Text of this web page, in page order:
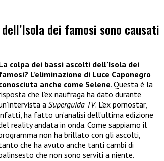
dei famosi sono causati
colpa dei bassi ascolti dell’Isola dei
L’eliminazione di Luce Caponegro
anche come Selene. Questa è la
che l’ex naufraga ha dato durante
aSuperguida TV. L’ex pornostar,
ha fatto un’analisi dell’ultima edizione
reality andata in onda. Come sappiamo il
non ha brillato con gli ascolti,
che ha avuto anche tanti cambi di
che non sono serviti a niente.